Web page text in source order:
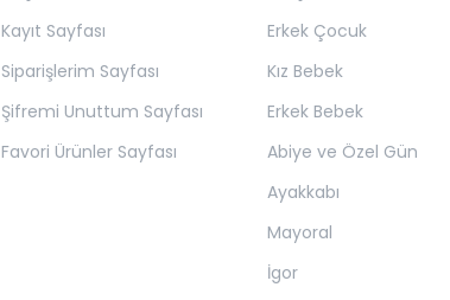
Kayıt Sayfası
Siparişlerim Sayfası
Şifremi Unuttum Sayfası
Favori Ürünler Sayfası
Erkek Çocuk
Kız Bebek
Erkek Bebek
Abiye ve Özel Gün
Ayakkabı
Mayoral
İgor